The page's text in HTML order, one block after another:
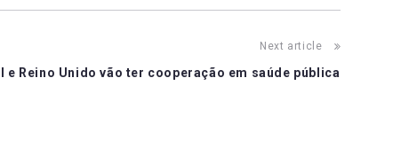
Next article
e Reino Unido vão ter cooperação em saúde pública